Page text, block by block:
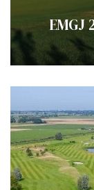
EMGJ